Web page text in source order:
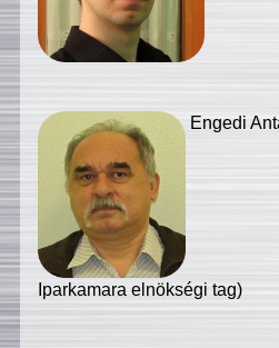
Engedi
Iparkamara elnökségi tag)